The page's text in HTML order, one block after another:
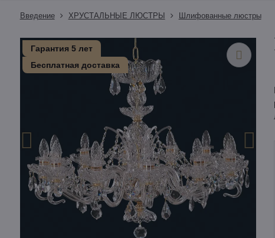
Введение ХРУСТАЛЬНЫЕ ЛЮСТРЫ Шлифованные люстры
Гарантия 5 лет
Бесплатная доставка